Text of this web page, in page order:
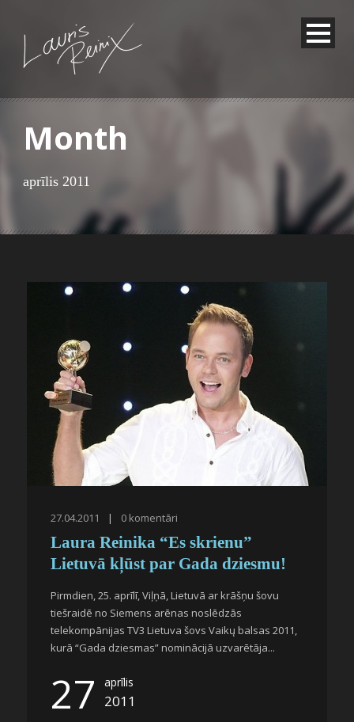
Month
aprīlis 2011
27.04.2011 | 0 komentāri
Laura Reinika “Es skrienu”
Lietuvā kļūst par Gada dziesmu!
Pirmdien, 25. aprīlī, Viļņā, Lietuvā ar krāšņu šovu
tiešraidē no Siemens arēnas noslēdzās
telekompānijas TV3 Lietuva šovs Vaikų balsas 2011,
kurā “Gada dziesmas” nominācijā uzvarētāja...
27 aprīlis
2011